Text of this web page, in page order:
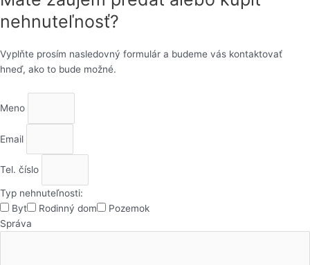
nehnuteľnosť?
Vyplňte prosím nasledovný formulár a budeme vás kontaktovať
hneď, ako to bude možné.
Meno
Email
Tel. číslo
Typ nehnuteľnosti:
Byt
Rodinný dom
Pozemok
Správa